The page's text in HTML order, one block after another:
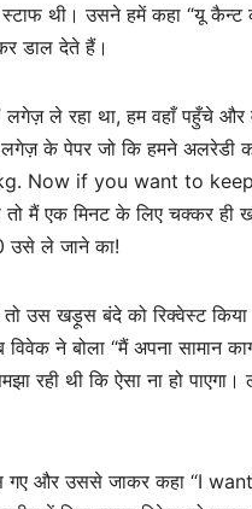
स्टाफ थी। उसने हमें कहा “यू
डाल देते हैं।
ले रहा था, हम वहाँ पहुँचे
के पेपर जो कि हमने अलरेडी
Now if you want to
मैं एक मिनट के लिए चक्कर ही
उसे ले जाने का!
खड़ूस बंदे को रिक्वेस्ट किया
विवेक ने बोला “मैं अपना
रही थी कि ऐसा ना हो
और उससे जाकर कहा “I